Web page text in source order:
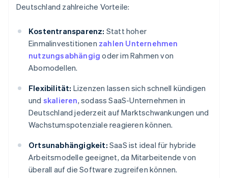
Deutschland zahlreiche Vorteile:
Kostentransparenz: Statt hoher
Einmalinvestitionen zahlen Unternehmen
nutzungsabhängig oder im Rahmen von
Abomodellen.
Flexibilität: Lizenzen lassen sich schnell kündigen
und skalieren, sodass SaaS-Unternehmen in
Deutschland jederzeit auf Marktschwankungen und
Wachstumspotenziale reagieren können.
Ortsunabhängigkeit: SaaS ist ideal für hybride
Arbeitsmodelle geeignet, da Mitarbeitende von
überall auf die Software zugreifen können.